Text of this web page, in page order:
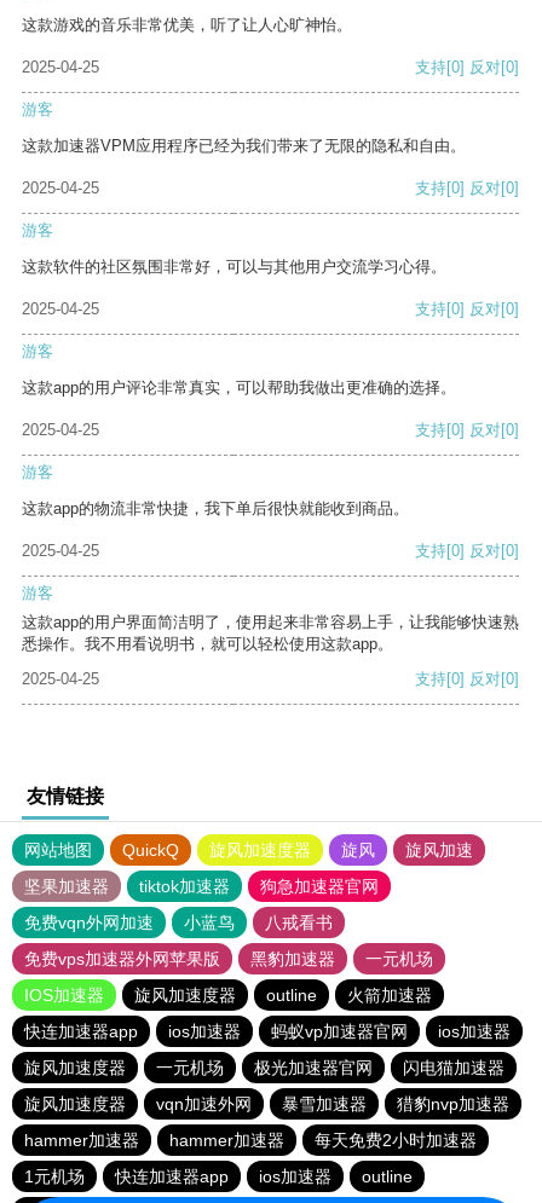
这款游戏的音乐非常优美，听了让人心旷神怡。
2025-04-25 支持[0] 反对[0]
游客
这款加速器VPM应用程序已经为我们带来了无限的隐私和自由。
2025-04-25 支持[0] 反对[0]
游客
这款软件的社区氛围非常好，可以与其他用户交流学习心得。
2025-04-25 支持[0] 反对[0]
游客
这款app的用户评论非常真实，可以帮助我做出更准确的选择。
2025-04-25 支持[0] 反对[0]
游客
这款app的物流非常快捷，我下单后很快就能收到商品。
2025-04-25 支持[0] 反对[0]
游客
这款app的用户界面简洁明了，使用起来非常容易上手，让我能够快速熟
悉操作。我不用看说明书，就可以轻松使用这款app。
2025-04-25
支持[0] 反对[0]
友情链接
网站地图 QuickQ 旋风加速度器 旋风
旋风加速
坚果加速器
tiktok加速器
狗急加速器官网
免费vqn外网加速
小蓝鸟
八戒看书
免费vps加速器外网苹果版
黑豹加速器
一元机场
IOS加速器
旋风加速度器 outline
火箭加速器
快连加速器app
ios加速器 蚂蚁vp加速器官网
ios加速器
旋风加速度器
一元机场 极光加速器官网
闪电猫加速器
旋风加速度器
vqn加速外网 暴雪加速器
猎豹nvp加速器
hammer加速器
hammer加速器
每天免费2小时加速器
1元机场
快连加速器app ios加速器 outline